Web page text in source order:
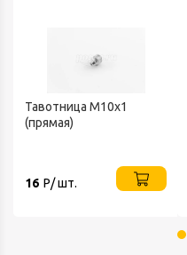
Тавотница М10х1
(прямая)
16 Р/ шт.